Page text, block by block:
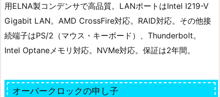
用ELNA製コンデンサで高品質。LANポートはIntel I219-V
Gigabit LAN。AMD CrossFire対応。RAID対応。その他接
続端子はPS/2（マウス・キーボード）、Thunderbolt。
Intel Optaneメモリ対応。NVMe対応。保証は2年間。
オーバークロックの申し子